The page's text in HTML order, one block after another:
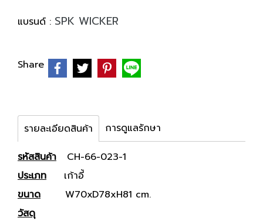
แบรนด์ : SPK WICKER
Share
รายละเอียดสินค้า การดูแลรักษา
รหัสสินค้า
CH-66-023-1
ประเภท เก้าอี้
ขนาด W70xD78xH81 cm.
วัสดุ